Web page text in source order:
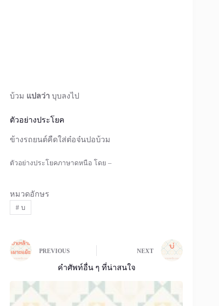
บ้วม แปลว่า บุบลงไป
ตัวอย่างประโยค
ข้างรถยนต์คืดใส่ต๋อจ๋นปอบ้วม
ตัวอย่างประโยคภาษาดหนือ โดย –
หมวดอักษร
#บ
PREVIOUS NEXT
คำศัพท์อื่น ๆ ที่น่าสนใจ